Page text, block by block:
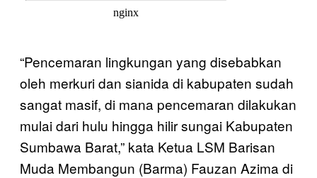
“Pencemaran lingkungan yang disebabkan
oleh merkuri dan sianida di kabupaten sudah
sangat masif, di mana pencemaran dilakukan
mulai dari hulu hingga hilir sungai Kabupaten
Sumbawa Barat,” kata Ketua LSM Barisan
Muda Membangun (Barma) Fauzan Azima di